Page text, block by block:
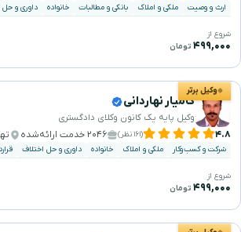
ارث و وصیت ملکی و املاک بانکی و مطالبات خانواده داوری و حل
شروع از
۴۹۹,۰۰۰ تومان
وکیل برتر
کامیار نهاردانی
وکیل پایه یک کانون وکلای دادگستری
۴.۸ (۱۶۱ نظر) ۲۰۴۶ خدمت ارائه‌شده
شرکت و کسب‌وکار ملکی و املاک خانواده داوری و حل اختلاف
شروع از
۴۹۹,۰۰۰ تومان